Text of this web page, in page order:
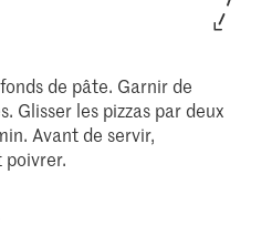
de pâte. Garnir de
Glisser les pizzas par deux
Avant de servir,